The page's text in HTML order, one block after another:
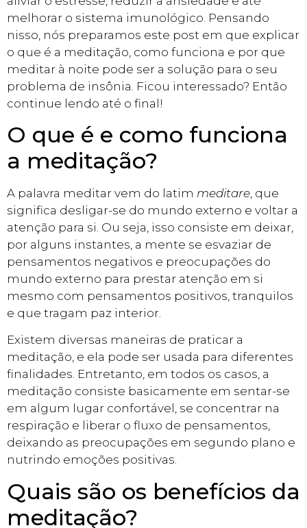
melhorar o sistema imunológico. Pensando
nisso, nós preparamos este post em que explicar
o que é a meditação, como funciona e por que
meditar à noite pode ser a solução para o seu
problema de insônia. Ficou interessado? Então
continue lendo até o final!
O que é e como funciona
a meditação?
A palavra meditar vem do latim meditare, que
significa desligar-se do mundo externo e voltar a
atenção para si. Ou seja, isso consiste em deixar,
por alguns instantes, a mente se esvaziar de
pensamentos negativos e preocupações do
mundo externo para prestar atenção em si
mesmo com pensamentos positivos, tranquilos
e que tragam paz interior.
Existem diversas maneiras de praticar a
meditação, e ela pode ser usada para diferentes
finalidades. Entretanto, em todos os casos, a
meditação consiste basicamente em sentar-se
em algum lugar confortável, se concentrar na
respiração e liberar o fluxo de pensamentos,
deixando as preocupações em segundo plano e
nutrindo emoções positivas.
Quais são os benefícios da
meditação?